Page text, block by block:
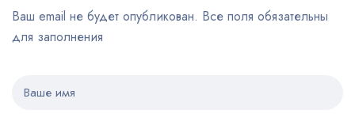
Ваш email не будет опубликован. Все поля обязательны
для заполнения